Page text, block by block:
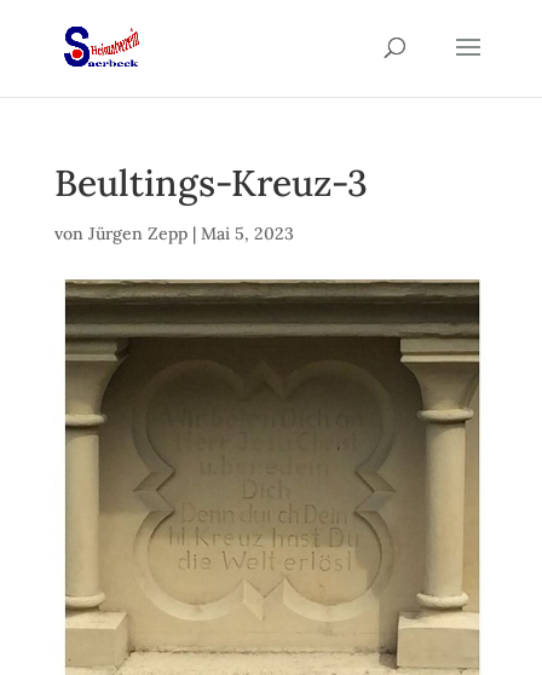
Beultings-Kreuz-3
von Jürgen Zepp| Mai 5, 2023